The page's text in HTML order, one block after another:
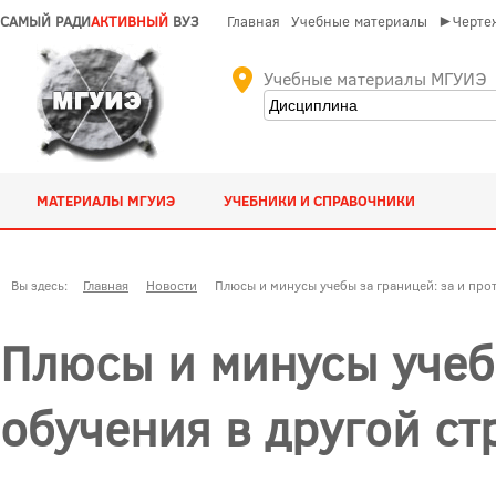
САМЫЙ РАДИАКТИВНЫЙ ВУЗ Главная Учебные материалы
Учебные материалы МГУИЭ
МАТЕРИАЛЫ МГУИЭ УЧЕБНИКИ И СПРАВОЧНИКИ
Вы здесь: Главная Новости Плюсы и минусы учебы за границей: за и
Плюсы и минусы
обучения в другой